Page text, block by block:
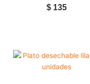
$ 135